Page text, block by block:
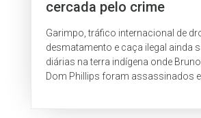
cercada pelo crime
Garimpo, tráfico internacional de
desmatamento e caça ilegal ainda
diárias na terra indígena onde
Dom Phillips foram assassinados